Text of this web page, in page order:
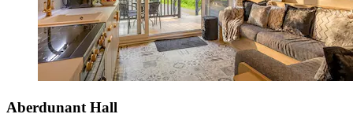
Aberdunant Hall